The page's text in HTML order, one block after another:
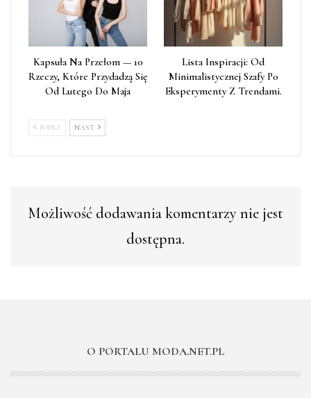
Kapsuła Na Przełom — 10
Rzeczy, Które Przydadzą Się
Od Lutego Do Maja
Lista Inspiracji: Od
Minimalistycznej Szafy Po
Eksperymenty Z Trendami.
POPRZ NAST
Możliwość dodawania komentarzy nie jest
dostępna.
O PORTALU MODA.NET.PL